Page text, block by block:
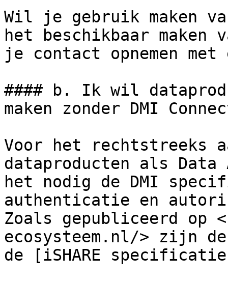
Wil je gebruik maken
het beschikbaar maken
je contact opnemen
#### b. Ik wil
maken zonder DMI
Voor het rechtstreeks
dataproducten als
het nodig de DMI
authenticatie en
Zoals gepubliceerd
ecosysteem.nl/> zijn
de [iSHARE